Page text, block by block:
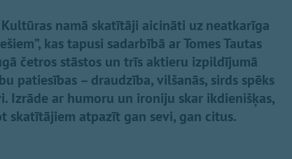
namā skatītāji aicināti uz neatkarīga
kas tapusi sadarbībā ar Tomes Tautas
četros stāstos un trīs aktieru izpildījumā
patiesības – draudzība, vilšanās, sirds spēks
Izrāde ar humoru un ironiju skar ikdienišķas,
skatītājiem atpazīt gan sevi, gan citus.